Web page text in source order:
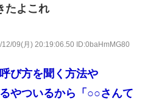
たよこれ
12/09(月) 20:19:06.50 ID:0baHmMG80
び方を聞く方法や
やついるから「○○さんて